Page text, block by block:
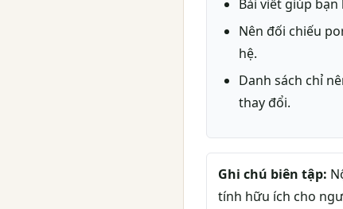
Bài viết giúp
Nên đối chiếu
hệ.
Danh sách chỉ
thay đổi.
Ghi chú biên tập:
tính hữu ích cho